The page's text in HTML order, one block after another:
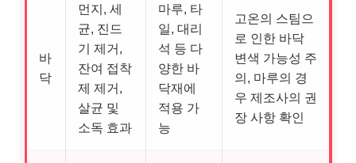
바
닥
먼지, 세
균, 진드
기 제거,
잔여 접착
제 제거,
살균 및
소독 효과
마루, 타
일, 대리
석 등 다
양한 바
닥재에
적용 가
능
고온의 스팀으
로 인한 바닥
변색 가능성 주
의, 마루의 경
우 제조사의 권
장 사항 확인